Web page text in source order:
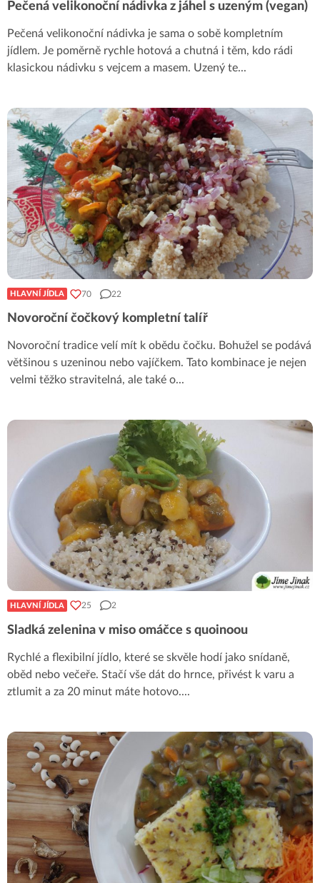
Pečená velikonoční nádivka z jáhel s uzeným (vegan)
Pečená velikonoční nádivka je sama o sobě kompletním
jídlem. Je poměrně rychle hotová a chutná i těm, kdo rádi
klasickou nádivku s vejcem a masem. Uzený te...
HLAVNÍ JÍDLA 70 22
Novoroční čočkový kompletní talíř
Novoroční tradice velí mít k obědu čočku. Bohužel se podává
většinou s uzeninou nebo vajíčkem. Tato kombinace je nejen
velmi těžko stravitelná, ale také o...
HLAVNÍ JÍDLA 25 2
Sladká zelenina v miso omáčce s quoinoou
Rychlé a flexibilní jídlo, které se skvěle hodí jako snídaně,
oběd nebo večeře. Stačí vše dát do hrnce, přivést k varu a
ztlumit a za 20 minut máte hotovo....